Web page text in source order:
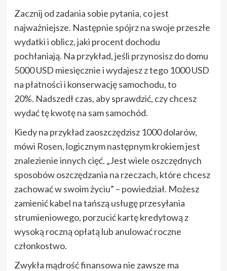
Zacznij od zadania sobie pytania, co jest
najważniejsze. Następnie spójrz na swoje przeszłe
wydatki i oblicz, jaki procent dochodu
pochłaniają. Na przykład, jeśli przynosisz do domu
5000 USD miesięcznie i wydajesz z tego 1000 USD
na płatności i konserwację samochodu, to
20%. Nadszedł czas, aby sprawdzić, czy chcesz
wydać tę kwotę na sam samochód.
Kiedy na przykład zaoszczędzisz 1000 dolarów,
mówi Rosen, logicznym następnym krokiem jest
znalezienie innych cięć. „Jest wiele oszczędnych
sposobów oszczędzania na rzeczach, które chcesz
zachować w swoim życiu” – powiedział. Możesz
zamienić kabel na tańszą usługę przesyłania
strumieniowego, porzucić kartę kredytową z
wysoką roczną opłatą lub anulować roczne
członkostwo.
Zwykła mądrość finansowa nie zawsze ma